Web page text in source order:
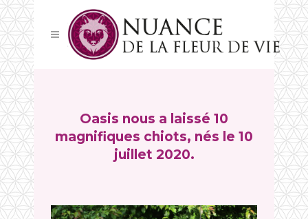
Oasis nous a laissé 10
magnifiques chiots, nés le 10
juillet 2020.